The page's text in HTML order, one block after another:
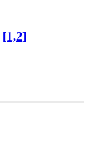
[1,2]